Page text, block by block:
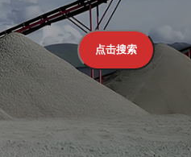
点击搜索